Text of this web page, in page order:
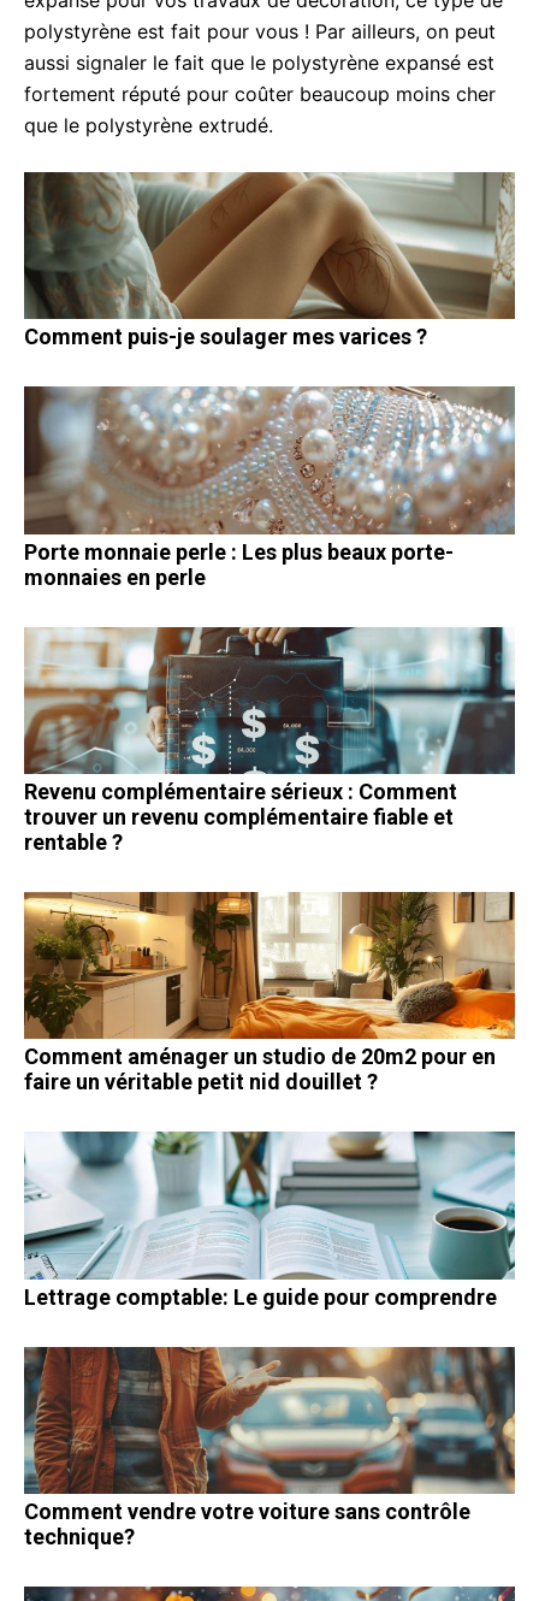
polystyrène est fait pour vous ! Par ailleurs, on peut
aussi signaler le fait que le polystyrène expansé est
fortement réputé pour coûter beaucoup moins cher
que le polystyrène extrudé.
Comment puis-je soulager mes varices ?
Porte monnaie perle : Les plus beaux porte-
monnaies en perle
Revenu complémentaire sérieux : Comment
trouver un revenu complémentaire fiable et
rentable ?
Comment aménager un studio de 20m2 pour en
faire un véritable petit nid douillet ?
Lettrage comptable: Le guide pour comprendre
Comment vendre votre voiture sans contrôle
technique?